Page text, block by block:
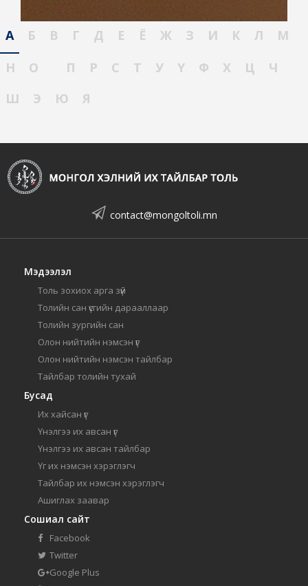
А Б В Г Д Е Ё Ж З И К Л
М
Н
О П Р С Т У Ү Ф Х Ц
Ч
Ш
Э Ю Я
contact@mongoltoli.mn
Мэдээлэл
Толь зохиох арга зүй
Толийн сан үсгийн дарааллаар
Толийн зургийн сан
Олон нийтийн нэмсэн үг
Олон нийтийн нэмсэн тайлбар
Тайлбар толийн тухай
Бусад
Их хайсан үг
Үнэлгээ их авсан үг
Үнэлгээ их авсан тайлбар
Үг их нэмсэн хэрэглэгч
Тайлбар их нэмсэн хэрэглэгч
Ашиглах заавар
Сошиал сайт
Facebook
Twitter
Google Plus